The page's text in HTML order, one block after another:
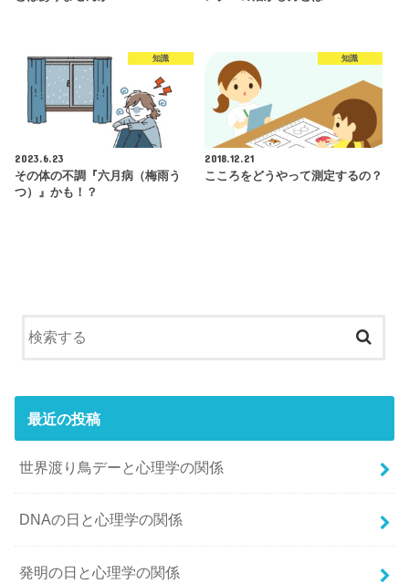
知識
2023.6.23
その体の不調『六月病（梅雨う
つ）』かも！？
知識
2018.12.21
こころをどうやって測定するの？
最近の投稿
世界渡り鳥デーと心理学の関係
DNAの日と心理学の関係
発明の日と心理学の関係